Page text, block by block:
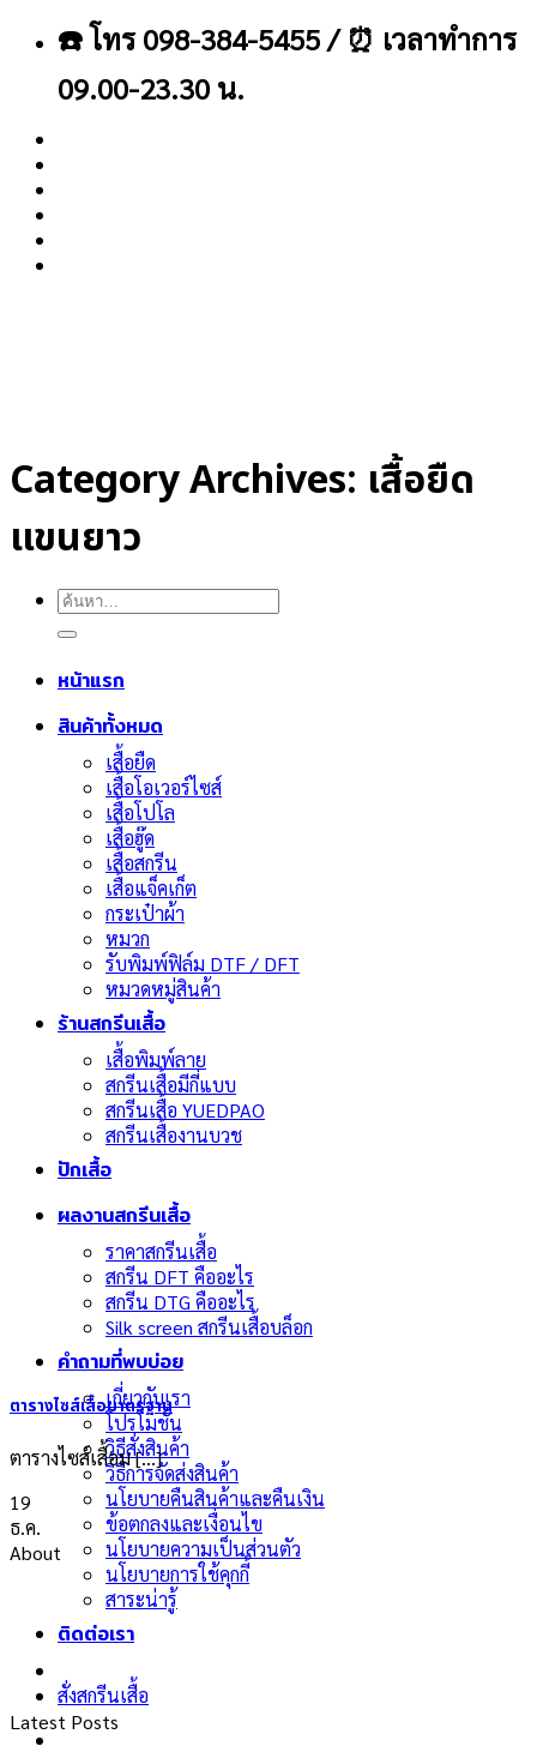
เนื้อหา
☎️ โทร 098-384-5455 / ⏰ เวลาทำการ
09.00-23.30 น.
ค้นหา:
หน้าแรก
สินค้าทั้งหมด
เสื้อยืด
เสื้อโอเวอร์ไซส์
เสื้อโปโล
เสื้อฮู๊ด
เสื้อสกรีน
เสื้อแจ็คเก็ต
กระเป๋าผ้า
หมวก
รับพิมพ์ฟิล์ม DTF / DFT
หมวดหมู่สินค้า
ร้านสกรีนเสื้อ
เสื้อพิมพ์ลาย
สกรีนเสื้อมีกี่แบบ
สกรีนเสื้อ YUEDPAO
สกรีนเสื้องานบวช
ปักเสื้อ
ผลงานสกรีนเสื้อ
ราคาสกรีนเสื้อ
สกรีน DFT คืออะไร
สกรีน DTG คืออะไร
Silk screen สกรีนเสื้อบล็อก
คำถามที่พบบ่อย
เกี่ยวกับเรา
โปรโมชั่น
วิธีสั่งสินค้า
วิธีการจัดส่งสินค้า
นโยบายคืนสินค้าและคืนเงิน
ข้อตกลงและเงื่อนไข
นโยบายความเป็นส่วนตัว
นโยบายการใช้คุกกี้
สาระน่ารู้
ติดต่อเรา
สั่งสกรีนเสื้อ
Category Archives: เสื้อยืด
แขนยาว
ตารางไซส์เสื้อมาตรฐาน
ตารางไซส์เสื้อม [...]
19
ธ.ค.
About
Latest Posts